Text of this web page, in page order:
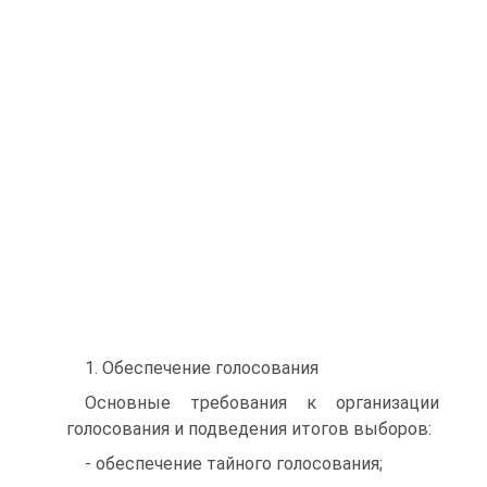
1. Обеспечение голосования
Основные требования к организации
голосования и подведения итогов выборов:
- обеспечение тайного голосования;